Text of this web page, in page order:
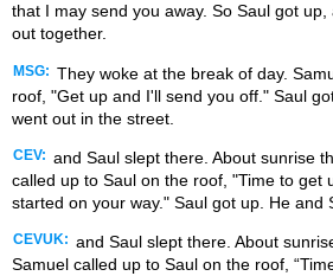
that I may send you away. So Saul got
out together.
MSG: They woke at the break of day.
roof, "Get up and I'll send you off." Saul
went out in the street.
CEV: and Saul slept there. About sunrise
called up to Saul on the roof, "Time to get
started on your way." Saul got up. He and
CEVUK: and Saul slept there. About
Samuel called up to Saul on the roof,